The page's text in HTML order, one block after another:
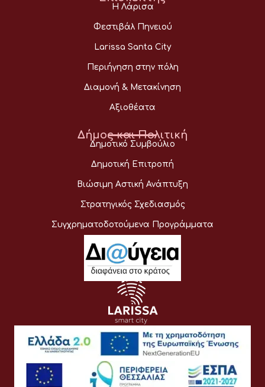
Η Λάρισα
Φεστιβάλ Πηνειού
Larissa Santa City
Περιήγηση στην πόλη
Διαμονή & Μετακίνηση
Αξιοθέατα
Δήμος και Πολιτική
Δημοτικό Συμβούλιο
Δημοτική Επιτροπή
Βιώσιμη Αστική Ανάπτυξη
Στρατηγικός Σχεδιασμός
Συγχρηματοδοτούμενα Προγράμματα